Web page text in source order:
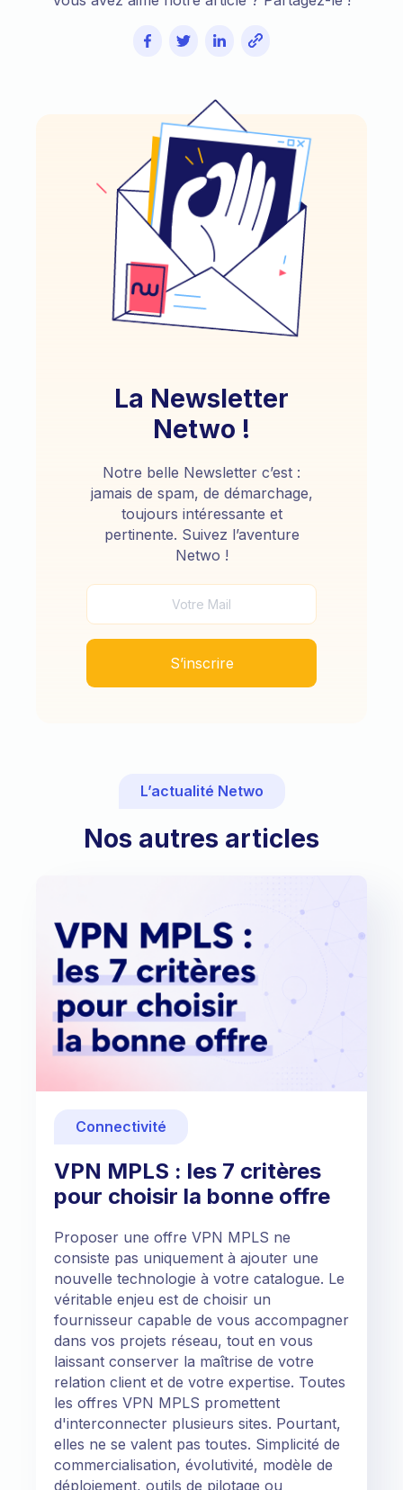
La Newsletter
Netwo !
Notre belle Newsletter c’est :
jamais de spam, de démarchage,
toujours intéressante et
pertinente. Suivez l’aventure
Netwo !
L’actualité Netwo
Nos autres articles
Connectivité
VPN MPLS : les 7 critères
pour choisir la bonne offre
Proposer une offre VPN MPLS ne
consiste pas uniquement à ajouter une
nouvelle technologie à votre catalogue. Le
véritable enjeu est de choisir un
fournisseur capable de vous accompagner
dans vos projets réseau, tout en vous
laissant conserver la maîtrise de votre
relation client et de votre expertise. Toutes
les offres VPN MPLS promettent
d'interconnecter plusieurs sites. Pourtant,
elles ne se valent pas toutes. Simplicité de
commercialisation, évolutivité, modèle de
déploiement, outils de pilotage ou